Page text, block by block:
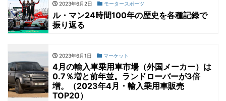
2023年6月2日 モータースポーツ
ル・マン24時間100年の歴史を各種記録で
振り返る
2023年6月1日 マーケット
4月の輸入車乗用車市場（外国メーカー）は
0.7％増と前年並。ランドローバーが3倍
増。（2023年4月・輸入乗用車販売
TOP20）